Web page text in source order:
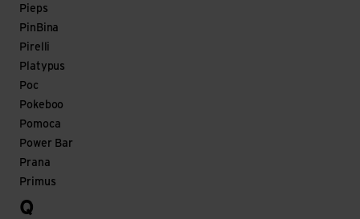
Pieps
PinBina
Pirelli
Platypus
Poc
Pokeboo
Pomoca
Power Bar
Prana
Primus
Q